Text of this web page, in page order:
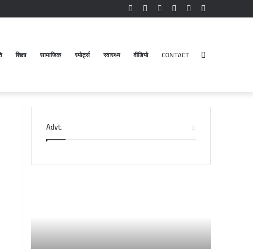
Random
Log
Instagram
YouTube
Facebook
शिक्षा सामाजिक स्पोर्ट्स स्वास्थ्य वीडियो CONTACT
Advt.